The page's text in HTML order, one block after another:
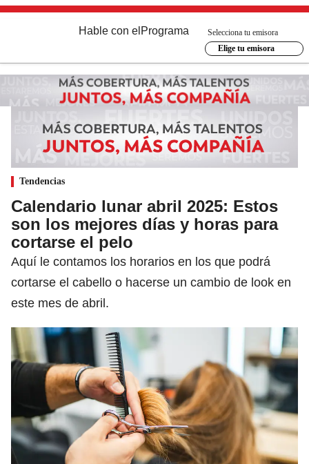
Hable con el Programa
Selecciona tu emisora
Elige tu emisora
Tendencias
Calendario lunar abril 2025: Estos
son los mejores días y horas para
cortarse el pelo
Aquí le contamos los horarios en los que podrá
cortarse el cabello o hacerse un cambio de look en
este mes de abril.